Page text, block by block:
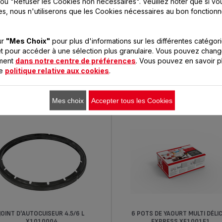
PLAISIRS DU
JOINT D'AUTOCUISEUR 4.5/6 L
6 POTS DE YAOURT MULTI
nous n'utiliserons que les Cookies nécessaires au bon
"Mes Choix" pour plus d'informations sur les différentes
pour accéder à une sélection plus granulaire. Vous pouvez
dans notre centre de préférences. Vous pouvez en savoir
politique relative aux cookies.
Mes choix Accepter tous les Cookies